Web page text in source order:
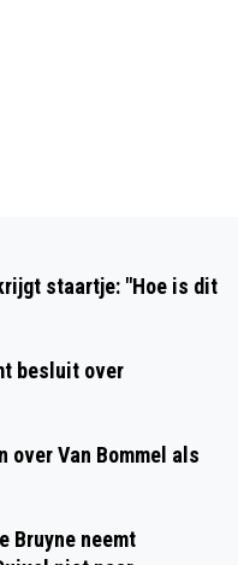
staartje: "Hoe is dit
besluit over
over Van Bommel als
Bruyne neemt